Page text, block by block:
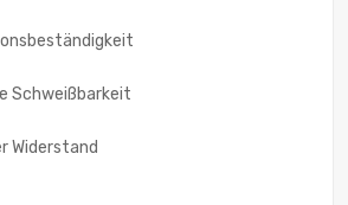
Schweißbarkeit
Widerstand